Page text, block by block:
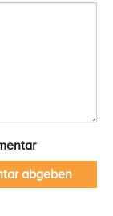
abgeben